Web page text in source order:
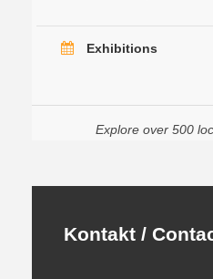
Exhibitions
Explore over 500
Kontakt /